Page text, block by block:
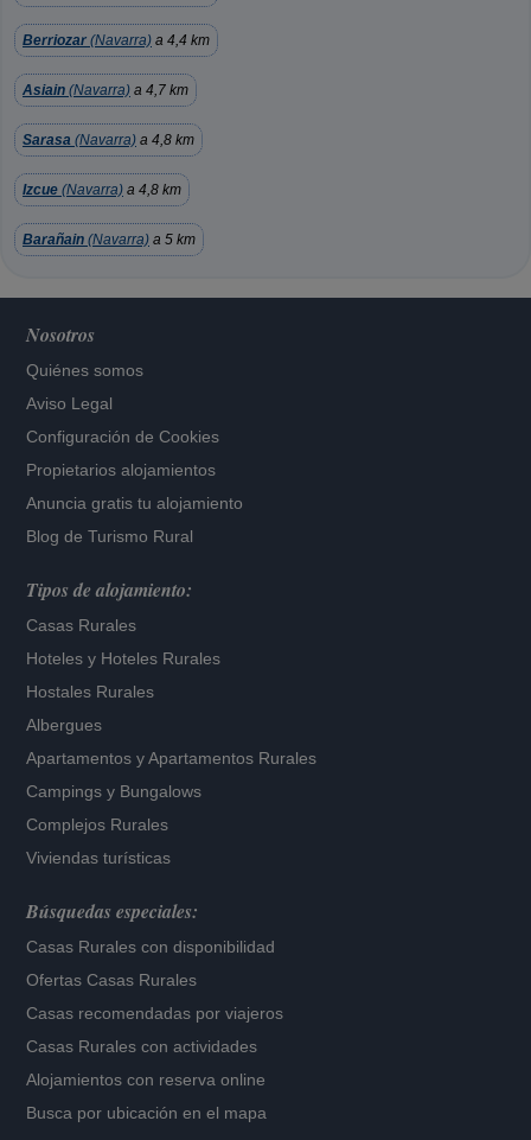
Berriozar (Navarra) a 4,4 km
Asiain (Navarra) a 4,7 km
Sarasa (Navarra) a 4,8 km
Izcue (Navarra) a 4,8 km
Barañain (Navarra) a 5 km
Nosotros
Quiénes somos
Aviso Legal
Configuración de Cookies
Propietarios alojamientos
Anuncia gratis tu alojamiento
Blog de Turismo Rural
Tipos de alojamiento:
Casas Rurales
Hoteles y Hoteles Rurales
Hostales Rurales
Albergues
Apartamentos yApartamentos Rurales
Campings y Bungalows
Complejos Rurales
Viviendas turísticas
Búsquedas especiales:
Casas Rurales con disponibilidad
Ofertas Casas Rurales
Casas recomendadas por viajeros
Casas Rurales con actividades
Alojamientos con reserva online
Busca por ubicación en el mapa